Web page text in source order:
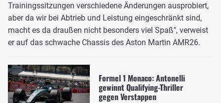
Trainingssitzungen verschiedene Änderungen ausprobiert,
aber da wir bei Abtrieb und Leistung eingeschränkt sind,
macht es da draußen nicht besonders viel Spaß", verweist
er auf das schwache Chassis des Aston Martin AMR26.
Formel 1 Monaco: Antonelli
gewinnt Qualifying-Thriller
gegen Verstappen